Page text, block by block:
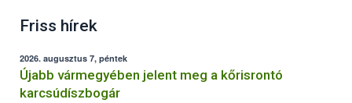
Friss hírek
2026. augusztus 7, péntek
Újabb vármegyében jelent meg a kőrisrontó
karcsúdíszbogár